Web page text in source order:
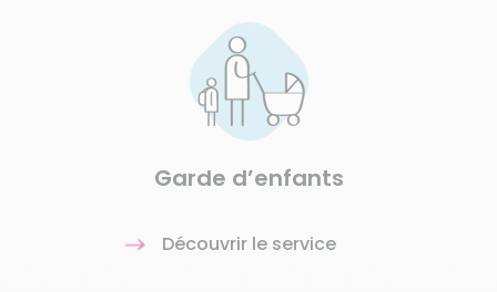
Garde d’enfants
Découvrir le service